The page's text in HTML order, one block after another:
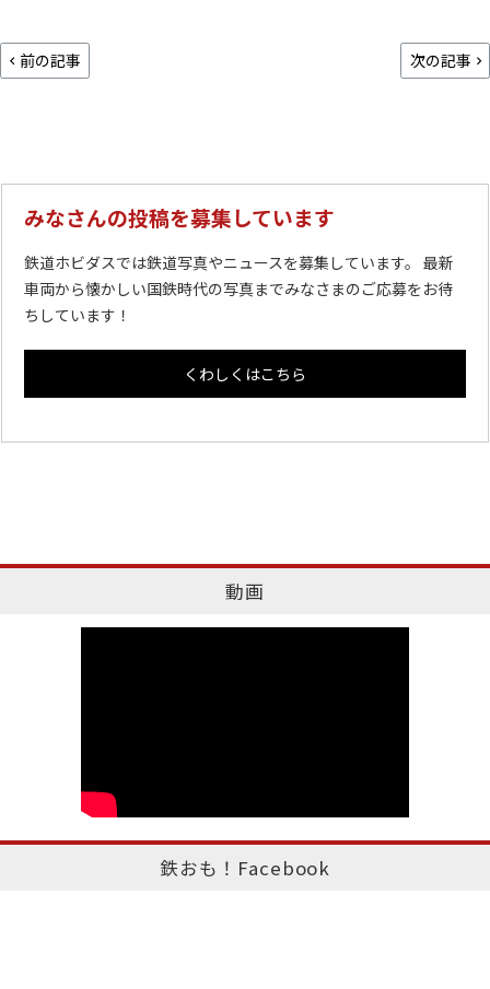
前の記事 次の記事
みなさんの投稿を募集しています
鉄道ホビダスでは鉄道写真やニュースを募集しています。 最新
車両から懐かしい国鉄時代の写真までみなさまのご応募をお待
ちしています！
くわしくはこちら
動画
鉄おも！Facebook